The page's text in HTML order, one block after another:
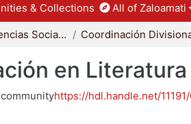
& Collections All of Zaloamati
División de Ciencias Sociales y Humanidades
en
https://hdl.handle.net/